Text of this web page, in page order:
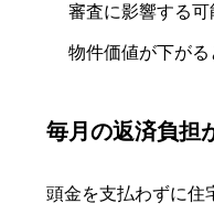
審査に影響する可
物件価値が下が
毎月の返済負担
頭金を支払わずに住